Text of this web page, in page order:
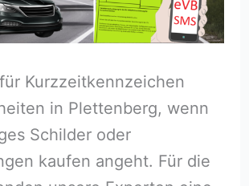
Kurzzeitkennzeichen
in Plettenberg, wenn
Schilder oder
kaufen angeht. Für die